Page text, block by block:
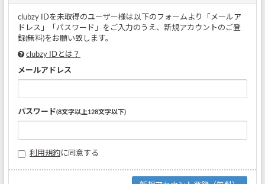
clubzy IDを未取得のユーザー様は以下のフォームより「メールア
ドレス」「パスワード」をご入力のうえ、新規アカウントのご登
録(無料)をお願い致します。
clubzy IDとは？
メールアドレス
パスワード(8文字以上128文字以下)
利用規約に同意する